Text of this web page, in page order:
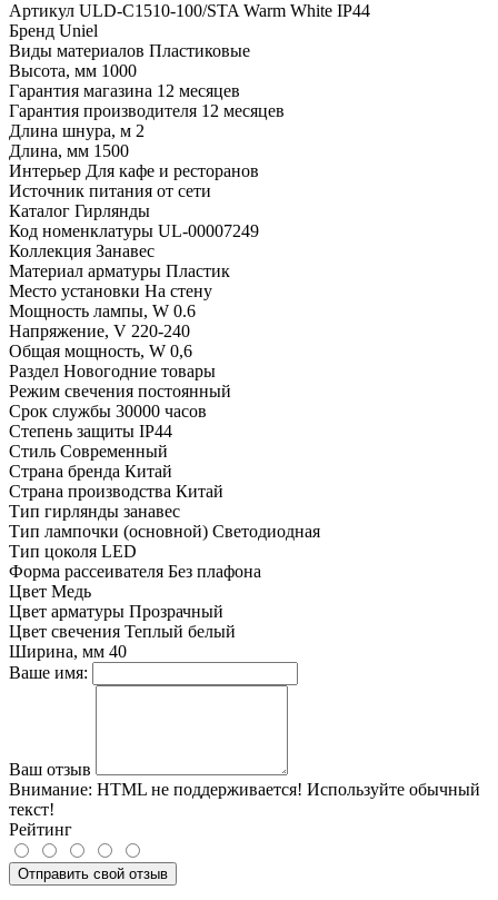
Артикул ULD-C1510-100/STA Warm White IP44
Бренд Uniel
Виды материалов Пластиковые
Высота, мм 1000
Гарантия магазина 12 месяцев
Гарантия производителя 12 месяцев
Длина шнура, м 2
Длина, мм 1500
Интерьер Для кафе и ресторанов
Источник питания от сети
Каталог Гирлянды
Код номенклатуры UL-00007249
Коллекция Занавес
Материал арматуры Пластик
Место установки На стену
Мощность лампы, W 0.6
Напряжение, V 220-240
Общая мощность, W 0,6
Раздел Новогодние товары
Режим свечения постоянный
Срок службы 30000 часов
Степень защиты IP44
Стиль Современный
Страна бренда Китай
Страна производства Китай
Тип гирлянды занавес
Тип лампочки (основной) Светодиодная
Тип цоколя LED
Форма рассеивателя Без плафона
Цвет Медь
Цвет арматуры Прозрачный
Цвет свечения Теплый белый
Ширина, мм 40
Ваше имя:
Ваш отзыв
Внимание: HTML не поддерживается! Используйте обычный
текст!
Рейтинг
Отправить свой отзыв